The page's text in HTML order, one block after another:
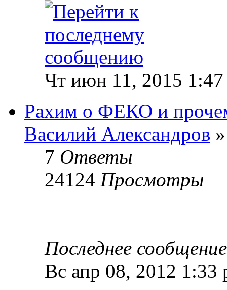
Чт июн 11, 2015
Рахим о ФЕКО и
Василий Александров
7 Ответы
24124 Просмотры
Последнее
Вс апр 08, 2012 1:33